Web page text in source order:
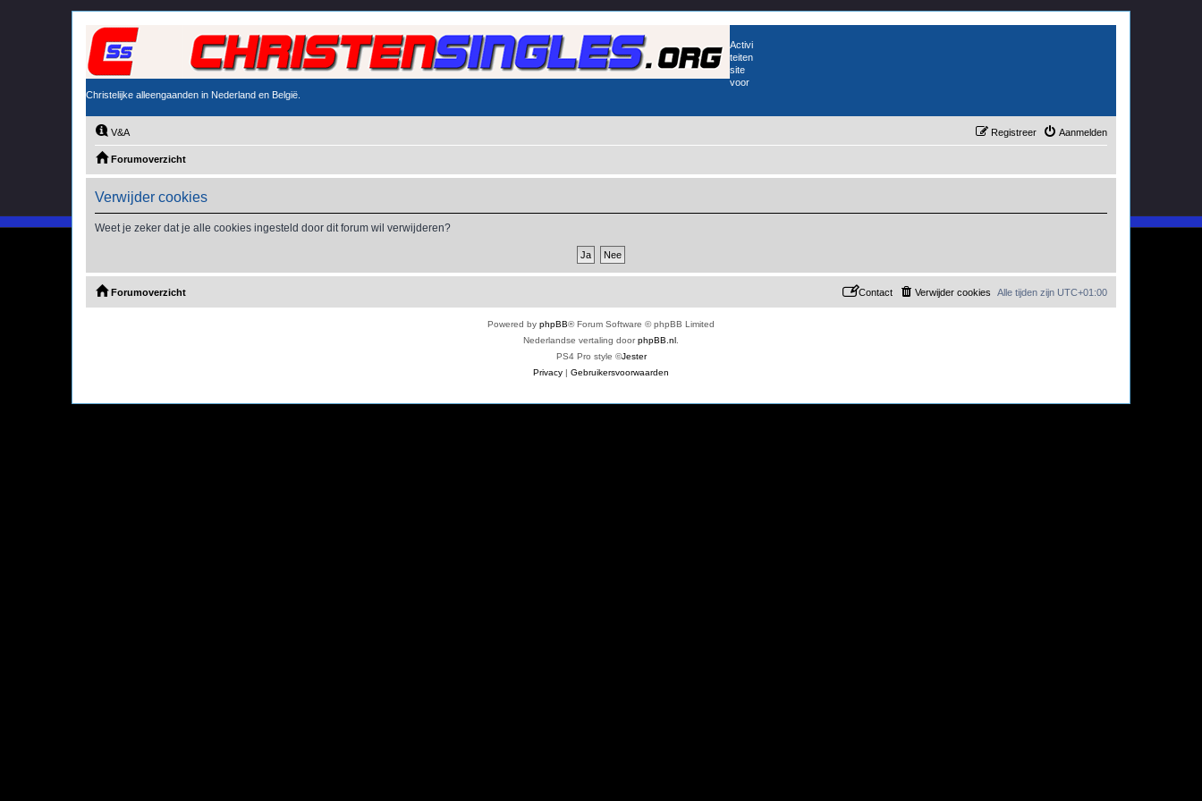
Activi
teiten
site
voor
Christelijke alleengaanden in Nederland en België.
V&A Aanmelden
Registreer
Forumoverzicht
Verwijder cookies
Weet je zeker dat je alle cookies ingesteld door dit forum wil verwijderen?
Forumoverzicht Alle tijden zijn UTC+01:00
Verwijder cookies
Contact
Powered by phpBB® Forum Software © phpBB Limited
Nederlandse vertaling doorphpBB.nl
PS4 Pro style ©Jester
Privacy | Gebruikersvoorwaarden